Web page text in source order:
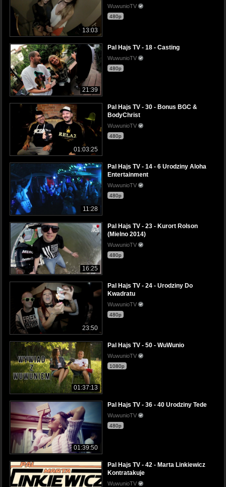
13:03
WuwunioTV
480p
21:39
Pal Hajs TV - 18 - Casting
WuwunioTV
480p
01:03:25
Pal Hajs TV - 30 - Bonus BGC &
BodyChrist
WuwunioTV
480p
11:28
Pal Hajs TV - 14 - 6 Urodziny Aloha
Entertainment
WuwunioTV
480p
16:25
Pal Hajs TV - 23 - Kurort Rolson
(Mielno 2014)
WuwunioTV
480p
23:50
Pal Hajs TV - 24 - Urodziny Do
Kwadratu
WuwunioTV
480p
01:37:13
Pal Hajs TV - 50 - WuWunio
WuwunioTV
1080p
01:39:50
Pal Hajs TV - 36 - 40 Urodziny Tede
WuwunioTV
480p
Pal Hajs TV - 42 - Marta Linkiewicz
Kontratakuje
WuwunioTV